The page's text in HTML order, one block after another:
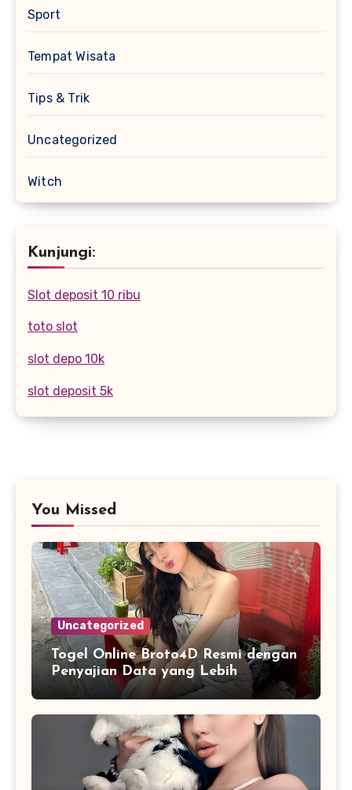
Sport
Tempat Wisata
Tips & Trik
Uncategorized
Witch
Kunjungi:
Slot deposit 10 ribu
toto slot
slot depo 10k
slot deposit 5k
You Missed
Uncategorized
Togel Online Broto4D Resmi dengan
Penyajian Data yang Lebih
Sistematis